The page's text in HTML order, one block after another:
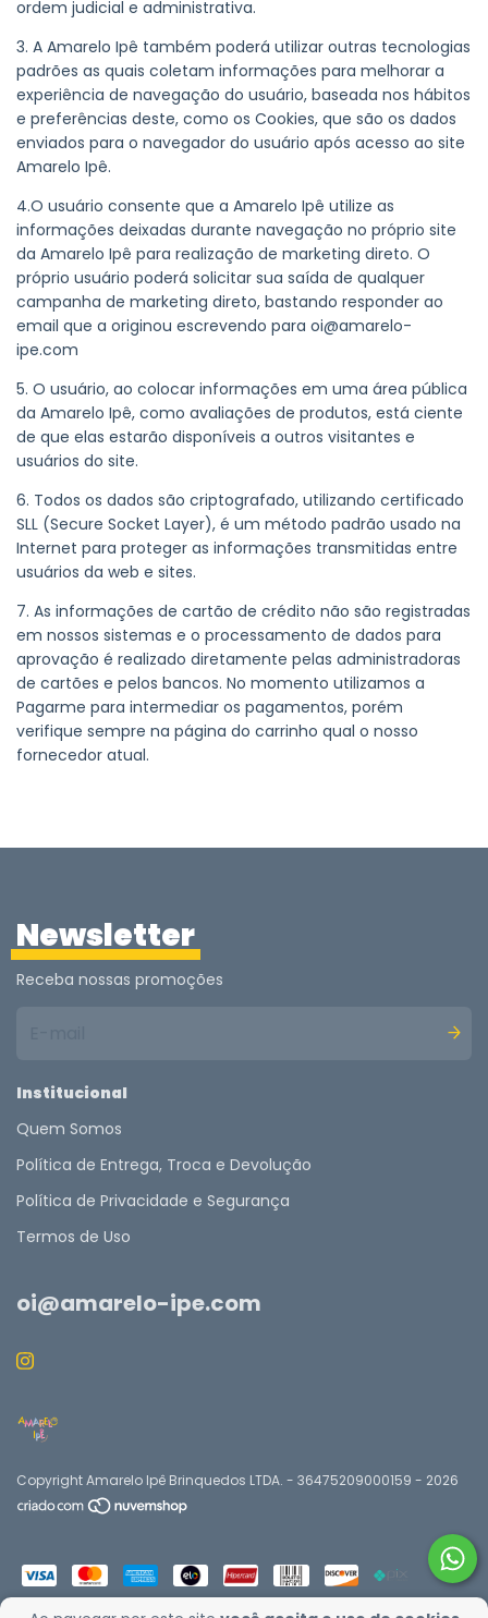
ordem judicial e administrativa.
3. A Amarelo Ipê também poderá utilizar outras tecnologias
padrões as quais coletam informações para melhorar a
experiência de navegação do usuário, baseada nos hábitos
e preferências deste, como os Cookies, que são os dados
enviados para o navegador do usuário após acesso ao site
Amarelo Ipê.
4.O usuário consente que a Amarelo Ipê utilize as
informações deixadas durante navegação no próprio site
da Amarelo Ipê para realização de marketing direto. O
próprio usuário poderá solicitar sua saída de qualquer
campanha de marketing direto, bastando responder ao
email que a originou escrevendo para oi@amarelo-
ipe.com
5. O usuário, ao colocar informações em uma área pública
da Amarelo Ipê, como avaliações de produtos, está ciente
de que elas estarão disponíveis a outros visitantes e
usuários do site.
6. Todos os dados são criptografado, utilizando certificado
SLL (Secure Socket Layer), é um método padrão usado na
Internet para proteger as informações transmitidas entre
usuários da web e sites.
7. As informações de cartão de crédito não são registradas
em nossos sistemas e o processamento de dados para
aprovação é realizado diretamente pelas administradoras
de cartões e pelos bancos. No momento utilizamos a
Pagarme para intermediar os pagamentos, porém
verifique sempre na página do carrinho qual o nosso
fornecedor atual.
Newsletter
Receba nossas promoções
Institucional
Quem Somos
Política de Entrega, Troca e Devolução
Política de Privacidade e Segurança
Termos de Uso
oi@amarelo-ipe.com
Copyright Amarelo Ipê Brinquedos LTDA. - 36475209000159 - 2026